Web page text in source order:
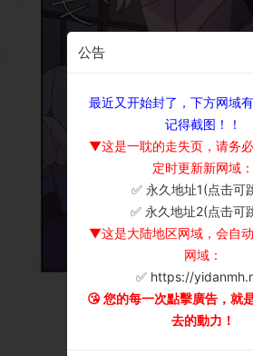
公告
最近又开始封了，下方网域
记得截图！！
▼这是一耽的走失页，请务
定时更新新网域：
✅ 永久地址1(点击可
✅ 永久地址2(点击可
▼这是大陆地区网域，会自
网域：
✅ https://
😘 您的每一次點擊廣告，就
去的動力！